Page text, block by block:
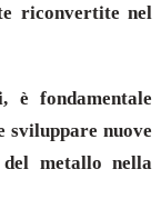
riconvertite nel
è fondamentale
sviluppare nuove
metallo nella